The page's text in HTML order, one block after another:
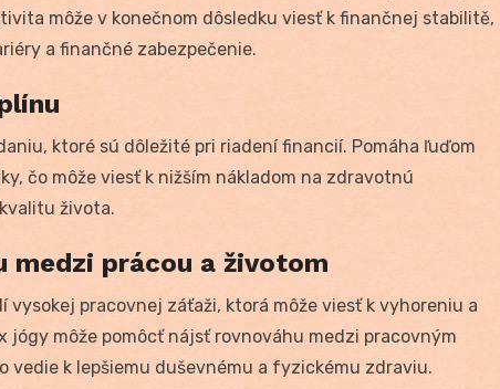
môže v konečnom dôsledku viesť k finančnej stabilitě,
a finančné zabezpečenie.
ktoré sú dôležité pri riadení financií. Pomáha ľuďom
čo môže viesť k nižším nákladom na zdravotnú
života.
medzi prácou a životom
vysokej pracovnej záťaži, ktorá môže viesť k vyhoreniu a
jógy môže pomôcť nájsť rovnováhu medzi pracovným
vedie k lepšiemu duševnému a fyzickému zdraviu.